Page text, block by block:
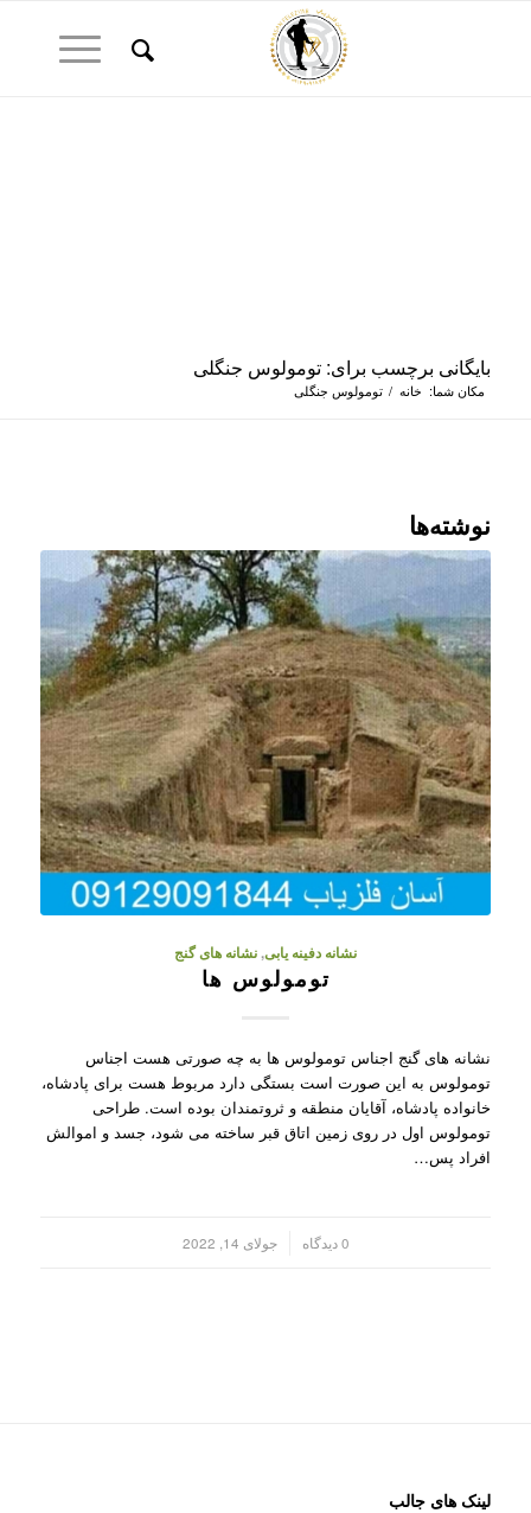
بایگانی برچسب برای: تومولوس جنگلی
مکان شما: خانه / تومولوس جنگلی
نوشته‌ها
نشانه دفینه یابی,نشانه های گنج
تومولوس ها
نشانه های گنج اجناس تومولوس ها به چه صورتی هست اجناس
تومولوس به این صورت است بستگی دارد مربوط هست برای پادشاه،
خانواده پادشاه، آقایان منطقه و ثروتمندان بوده است. طراحی
تومولوس اول در روی زمین اتاق قبر ساخته می شود، جسد و اموالش
افراد پس…
0 دیدگاه جولای 14, 2022
لینک های جالب